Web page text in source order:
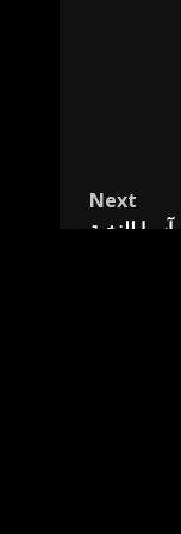
Next
للنخبة